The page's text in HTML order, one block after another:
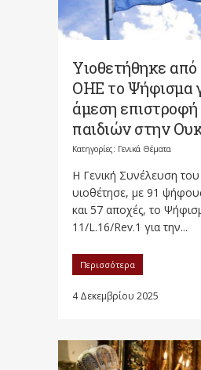
Υιοθετήθηκε από
ΟΗΕ το Ψήφισμα
άμεση
παιδιών στην
Κατηγορίες: Γενικά Θέματα
Η Γενική Συνέλευση
υιοθέτησε, με 91
και 57 αποχές, το
11/L.16/Rev.1 για την...
Περισσότερα
4 Δεκεμβρίου 2025